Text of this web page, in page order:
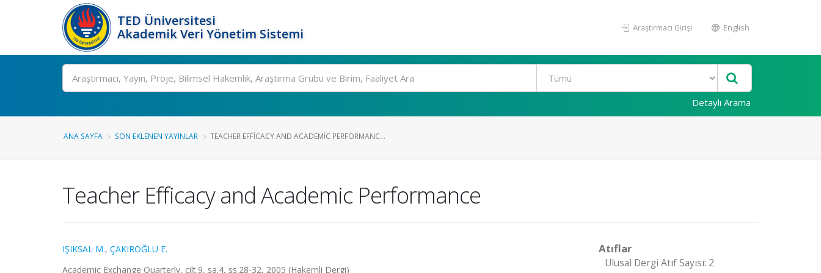
TED Üniversitesi
Akademik Veri Yönetim Sistemi
Araştırmacı Girişi English
Ara
Detaylı Arama
ANA SAYFA SON EKLENEN YAYINLAR TEACHER EFFICACY AND ACADEMIC PERFORMANC...
Teacher Efficacy and Academic Performance
IŞIKSAL M., ÇAKIROĞLU E.
Academic Exchange Quarterly, cilt.9, sa.4, ss.28-32, 2005 (Hakemli Dergi)
Atıflar
Ulusal Dergi Atıf Sayısı: 2